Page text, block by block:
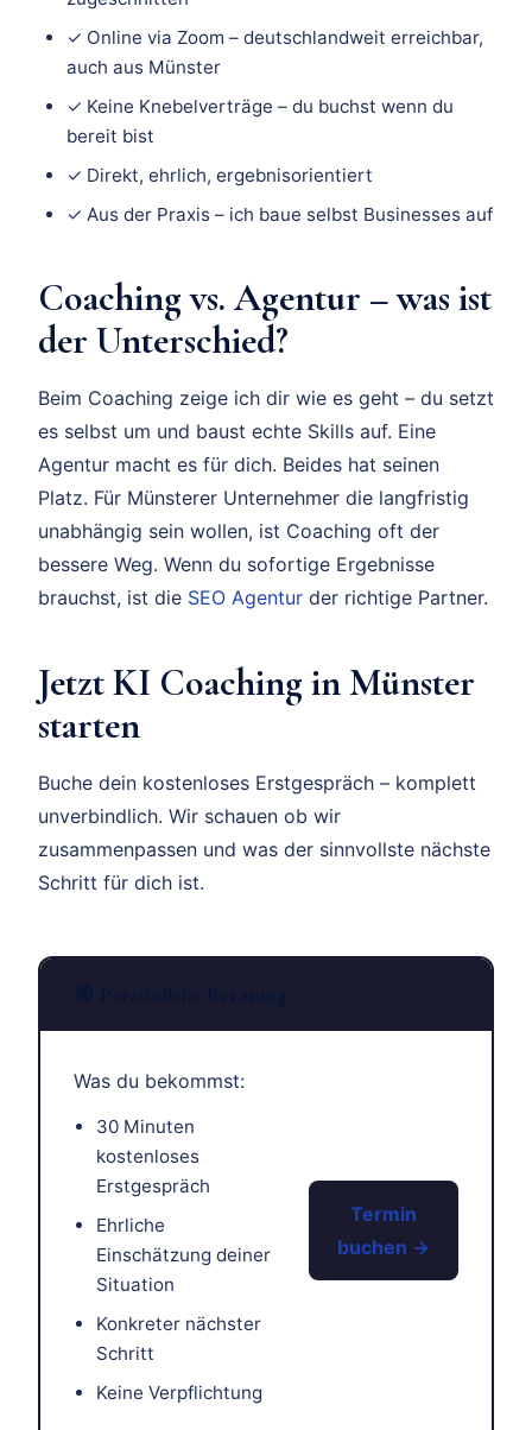
✓ Online via Zoom – deutschlandweit erreichbar,
auch aus Münster
✓ Keine Knebelverträge – du buchst wenn du
bereit bist
✓ Direkt, ehrlich, ergebnisorientiert
✓ Aus der Praxis – ich baue selbst Businesses auf
Coaching vs. Agentur – was ist
der Unterschied?
Beim Coaching zeige ich dir wie es geht – du setzt
es selbst um und baust echte Skills auf. Eine
Agentur macht es für dich. Beides hat seinen
Platz. Für Münsterer Unternehmer die langfristig
unabhängig sein wollen, ist Coaching oft der
bessere Weg. Wenn du sofortige Ergebnisse
brauchst, ist die SEO Agentur der richtige Partner.
Jetzt KI Coaching in Münster
starten
Buche dein kostenloses Erstgespräch – komplett
unverbindlich. Wir schauen ob wir
zusammenpassen und was der sinnvollste nächste
Schritt für dich ist.
Was du bekommst:
30 Minuten
kostenloses
Erstgespräch
Ehrliche
Einschätzung deiner
Situation
Konkreter nächster
Schritt
Keine Verpflichtung
Termin
buchen →